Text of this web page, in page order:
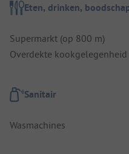
Eten, drinken,
Supermarkt (op 800 m)
Overdekte kookgelegenheid
Sanitair
Wasmachines